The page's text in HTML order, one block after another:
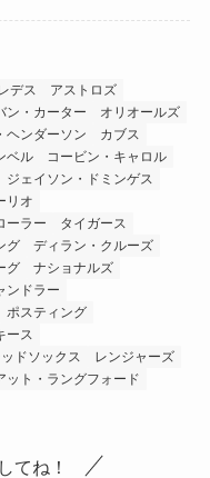
デス
アストロズ
ン・カーター
オリオールズ
ヘンダーソン
カブス
ベル
コービン・キャロル
ジェイソン・ドミンゲス
リオ
ーラー
タイガース
グ
ディラン・クルーズ
グ
ナショナルズ
ンドラー
ポスティング
ース
ドソックス
レンジャーズ
ット・ラングフォード
てね！